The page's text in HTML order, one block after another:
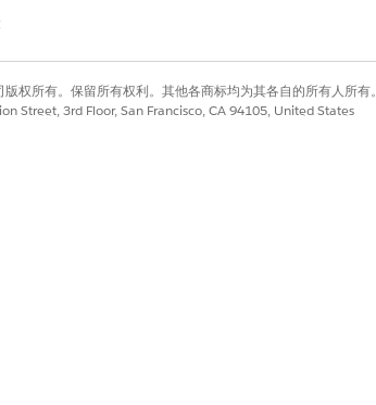
权所有。保留所有权利。其他各商标均为其各自的所有人所有。
Street, 3rd Floor, San Francisco, CA 94105, United States